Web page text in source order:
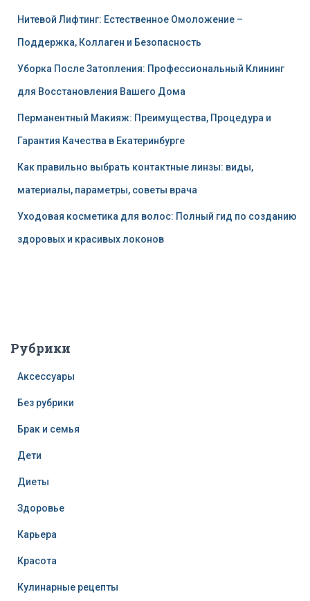
Нитевой Лифтинг: Естественное Омоложение –
Поддержка, Коллаген и Безопасность
Уборка После Затопления: Профессиональный Клининг
для Восстановления Вашего Дома
Перманентный Макияж: Преимущества, Процедура и
Гарантия Качества в Екатеринбурге
Как правильно выбрать контактные линзы: виды,
материалы, параметры, советы врача
Уходовая косметика для волос: Полный гид по созданию
здоровых и красивых локонов
Рубрики
Аксессуары
Без рубрики
Брак и семья
Дети
Диеты
Здоровье
Карьера
Красота
Кулинарные рецепты